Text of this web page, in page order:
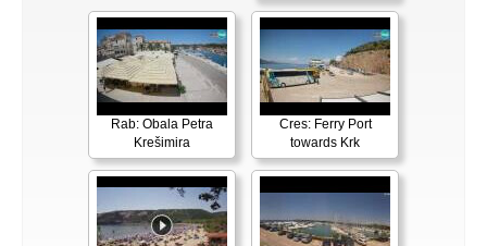
Rab: Obala Petra
Krešimira
Cres: Ferry Port
towards Krk